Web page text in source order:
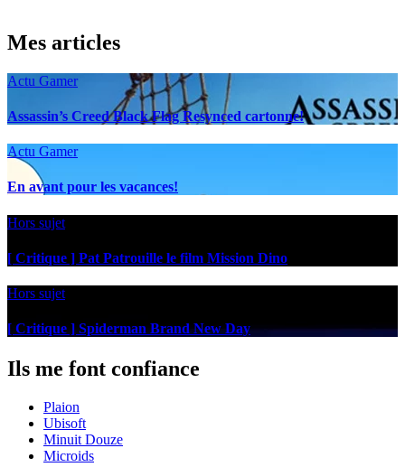
Mes articles
Actu Gamer
Assassin’s Creed Black Flag Resynced cartonne!
Actu Gamer
En avant pour les vacances!
Hors sujet
[ Critique ] Pat Patrouille le film Mission Dino
Hors sujet
[ Critique ] Spiderman Brand New Day
Ils me font confiance
Plaion
Ubisoft
Minuit Douze
Microids